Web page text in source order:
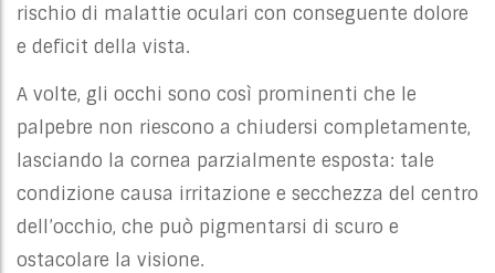
rischio di malattie oculari con conseguente dolore
e deficit della vista.
A volte, gli occhi sono così prominenti che le
palpebre non riescono a chiudersi completamente,
lasciando la cornea parzialmente esposta: tale
condizione causa irritazione e secchezza del centro
dell’occhio, che può pigmentarsi di scuro e
ostacolare la visione.